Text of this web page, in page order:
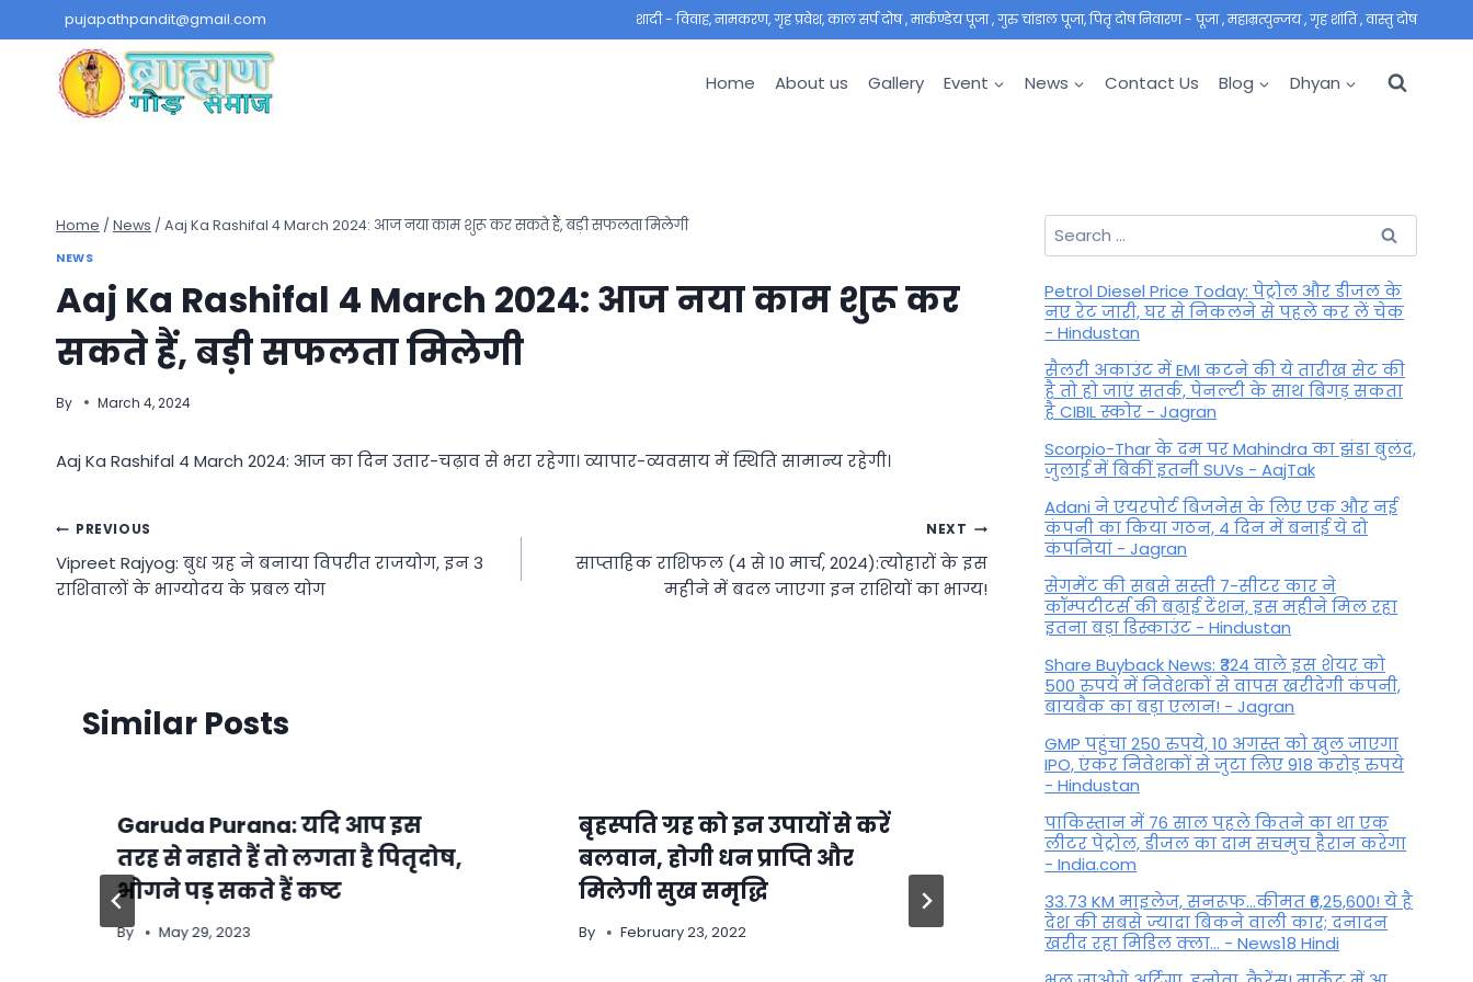
to
content
pujapathpandit@gmail.com शादी - विवाह, नामकरण, गृह प्रवेश, काल सर्प दोष , मार्कण्डेय पूजा , गुरु चांडाल पूजा, पितृ दोष निवारण - पूजा , महाम्रत्युन्जय , गृह शांति , वास्तु दोष
Home About us Gallery Event News Contact Us Blog Dhyan
Home / News / Aaj Ka Rashifal 4 March 2024: आज नया काम शुरू कर सकते हैं, बड़ी सफलता मिलेगी
NEWS
Aaj Ka Rashifal 4 March 2024: आज नया काम शुरू कर
सकते हैं, बड़ी सफलता मिलेगी
By March 4, 2024
Aaj Ka Rashifal 4 March 2024: आज का दिन उतार-चढ़ाव से भरा रहेगा। व्यापार-व्यवसाय में स्थिति सामान्य रहेगी।
Post
navigation
PREVIOUS
Vipreet Rajyog: बुध ग्रह ने बनाया विपरीत राजयोग, इन 3
राशिवालों के भाग्योदय के प्रबल योग
NEXT
साप्ताहिक राशिफल (4 से 10 मार्च, 2024):त्योहारों के इस
महीने में बदल जाएगा इन राशियों का भाग्य!
Similar Posts
Garuda Purana: यदि आप इस
तरह से नहाते हैं तो लगता है पितृदोष,
भोगने पड़ सकते हैं कष्ट
By May 29, 2023
बृहस्पति ग्रह को इन उपायों से करें
बलवान, होगी धन प्राप्ति और
मिलेगी सुख समृद्धि
By February 23, 2022
Love Rashifal 27 September
2022: लव पार्टनर से नाराजगी हो
सकती है, प्रेमी कहीं घुमाने ले जा
सकता है
Search
for:
Petrol Diesel Price Today: पेट्रोल और डीजल के
नए रेट जारी, घर से निकलने से पहले कर लें चेक
- Hindustan
सैलरी अकाउंट में EMI कटने की ये तारीख सेट की
है तो हो जाएं सतर्क, पेनल्टी के साथ बिगड़ सकता
है CIBIL स्कोर - Jagran
Scorpio-Thar के दम पर Mahindra का झंडा बुलंद,
जुलाई में बिकीं इतनी SUVs - AajTak
Adani ने एयरपोर्ट बिजनेस के लिए एक और नई
कंपनी का किया गठन, 4 दिन में बनाई ये दो
कंपनियां - Jagran
सेगमेंट की सबसे सस्ती 7-सीटर कार ने
कॉम्पटीटर्स की बढ़ाई टेंशन, इस महीने मिल रहा
इतना बड़ा डिस्काउंट - Hindustan
Share Buyback News: ₹324 वाले इस शेयर को
500 रुपये में निवेशकों से वापस खरीदेगी कंपनी,
बायबैक का बड़ा एलान! - Jagran
GMP पहुंचा 250 रुपये, 10 अगस्त को खुल जाएगा
IPO, एंकर निवेशकों से जुटा लिए 918 करोड़ रुपये
- Hindustan
पाकिस्तान में 76 साल पहले कितने का था एक
लीटर पेट्रोल, डीजल का दाम सचमुच हैरान करेगा
- India.com
33.73 KM माइलेज, सनरूफ...कीमत ₹6,25,600! ये है
देश की सबसे ज्यादा बिकने वाली कार; दनादन
खरीद रहा मिडिल क्ला... - News18 Hindi